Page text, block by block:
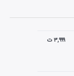
۳,۹۹۹ ت